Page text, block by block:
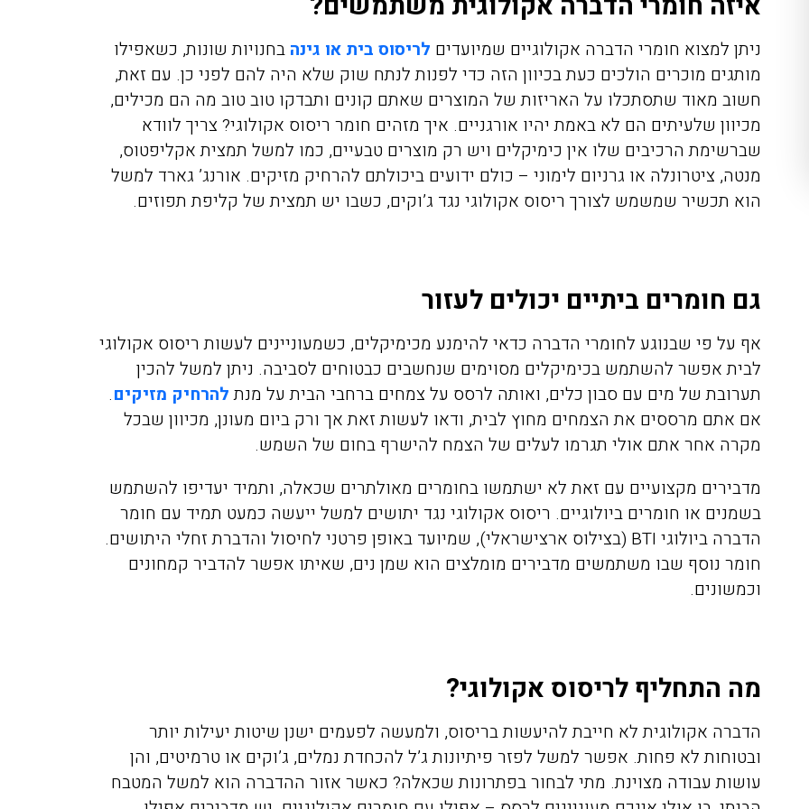
ניתן למצוא חומרי הדברה אקולוגיים שמיועדים לריסוס בית או גינה בחנויות שונות, כשאפילו
מותגים מוכרים הולכים כעת בכיוון הזה כדי לפנות לנתח שוק שלא היה להם לפני כן. עם זאת,
חשוב מאוד שתסתכלו על האריזות של המוצרים שאתם קונים ותבדקו טוב טוב מה הם מכילים,
מכיוון שלעיתים הם לא באמת יהיו אורגניים. איך מזהים חומר ריסוס אקולוגי? צריך לוודא
שברשימת הרכיבים שלו אין כימיקלים ויש רק מוצרים טבעיים, כמו למשל תמצית אקליפטוס,
מנטה, ציטרונלה או גרניום לימוני – כולם ידועים ביכולתם להרחיק מזיקים. אורנג’ גארד למשל
הוא תכשיר שמשמש לצורך ריסוס אקולוגי נגד ג’וקים, כשבו יש תמצית של קליפת תפוזים.
גם חומרים ביתיים יכולים לעזור
אף על פי שבנוגע לחומרי הדברה כדאי להימנע מכימיקלים, כשמעוניינים לעשות ריסוס אקולוגי
לבית אפשר להשתמש בכימיקלים מסוימים שנחשבים כבטוחים לסביבה. ניתן למשל להכין
תערובת של מים עם סבון כלים, ואותה לרסס על צמחים ברחבי הבית על מנתלהרחיק מזיקים.
אם אתם מרססים את הצמחים מחוץ לבית, ודאו לעשות זאת אך ורק ביום מעונן, מכיוון שבכל
מקרה אחר אתם אולי תגרמו לעלים של הצמח להישרף בחום של השמש.
מדבירים מקצועיים עם זאת לא ישתמשו בחומרים מאולתרים שכאלה, ותמיד יעדיפו להשתמש
בשמנים או חומרים ביולוגיים. ריסוס אקולוגי נגד יתושים למשל ייעשה כמעט תמיד עם חומר
הדברה ביולוגי BTI
(בצילוס ארצישראלי), שמיועד באופן פרטני לחיסול והדברת זחלי היתושים.
חומר נוסף שבו משתמשים מדבירים מומלצים הוא שמן נים, שאיתו אפשר להדביר קמחונים
וכמשונים.
מה התחליף לריסוס אקולוגי?
הדברה אקולוגיתלא חייבת להיעשות בריסוס, ולמעשה לפעמים ישנן שיטות יעילות יותר
ובטוחות לא פחות. אפשר למשל לפזר פיתיונות ג’ל להכחדת נמלים, ג’וקים או טרמיטים, והן
עושות עבודה מצוינת. מתי לבחור בפתרונות שכאלה? כאשר אזור ההדברה הוא למשל המטבח